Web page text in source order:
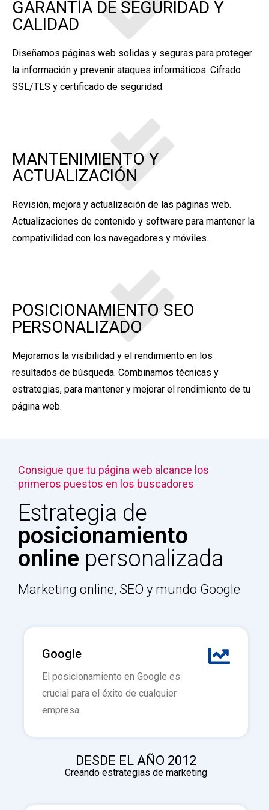
GARANTÍA DE SEGURIDAD Y
CALIDAD
Diseñamos páginas web solidas y seguras para proteger
la información y prevenir ataques informáticos. Cifrado
SSL/TLS y certificado de seguridad.
MANTENIMIENTO Y
ACTUALIZACIÓN
Revisión, mejora y actualización de las páginas web.
Actualizaciones de contenido y software para mantener la
compativilidad con los navegadores y móviles.
POSICIONAMIENTO SEO
PERSONALIZADO
Mejoramos la visibilidad y el rendimiento en los
resultados de búsqueda. Combinamos técnicas y
estrategias, para mantener y mejorar el rendimiento de tu
página web.
Consigue que tu página web alcance los
primeros puestos en los buscadores
Estrategia de
posicionamiento
online personalizada
Marketing online, SEO y mundo Google
Google
El posicionamiento en Google es
crucial para el éxito de cualquier
empresa
DESDE EL AÑO 2012
Creando estrategias de marketing